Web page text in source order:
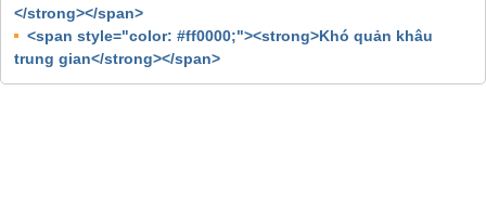
</strong></span>
<span style="color: #ff0000;"><strong>Khó quản khâu
trung gian</strong></span>